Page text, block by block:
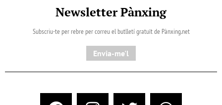
Newsletter Pànxing
Subscriu-te per rebre per correu el butlletí gratuït de Pànxing.net​
Envia-me'l